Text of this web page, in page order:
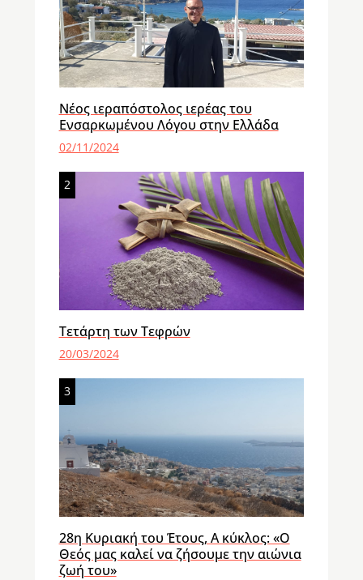
Νέος ιεραπόστολος ιερέας του
Ενσαρκωμένου Λόγου στην Ελλάδα
02/11/2024
2
Τετάρτη των Τεφρών
20/03/2024
3
28η Κυριακή του Έτους, Α κύκλος: «Ο
Θεός μας καλεί να ζήσουμε την αιώνια
ζωή του»